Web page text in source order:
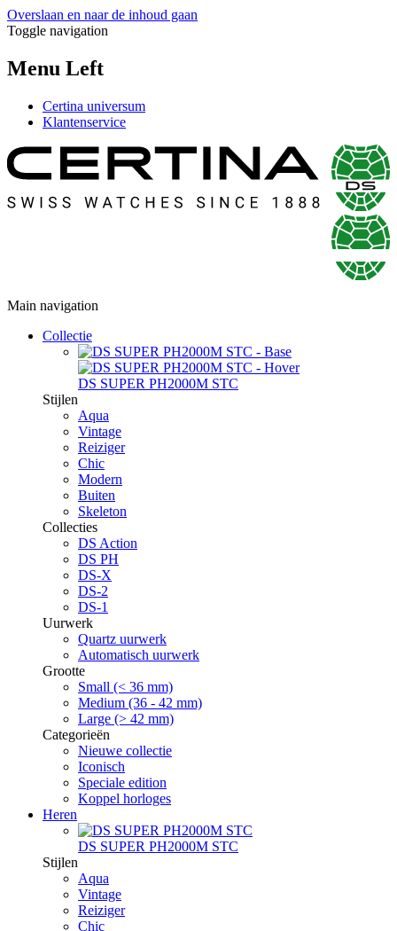
Overslaan en naar de inhoud gaan
Toggle navigation
Menu Left
Certina universum
Klantenservice
Main navigation
Collectie
DS SUPER PH2000M STC
Stijlen
Aqua
Vintage
Reiziger
Chic
Modern
Buiten
Skeleton
Collecties
DS Action
DS PH
DS-X
DS-2
DS-1
Uurwerk
Quartz uurwerk
Automatisch uurwerk
Grootte
Small (< 36 mm)
Medium (36 - 42 mm)
Large (> 42 mm)
Categorieën
Nieuwe collectie
Iconisch
Speciale edition
Koppel horloges
Heren
DS SUPER PH2000M STC
Stijlen
Aqua
Vintage
Reiziger
Chic